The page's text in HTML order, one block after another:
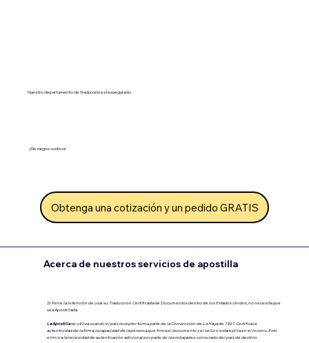
Acerca de nuestros servicios de apostilla
Si tiene la intención de usar su Traducción Certificada de Documentos dentro de los Estados Unidos, no necesita que
sea Apostillada.
La Apostillase utiliza cuando el país receptor forma parte de la Convención de La Haya de 1961. Certifica la
autenticidad de la firma, la capacidad de la persona que firma el documento y el sello o estampilla en el mismo. Esto
elimina la necesidad de autenticación adicional por parte de la embajada o consulado del país de destino.
Nuestro departamento de traducción está asegurado.
¡Sin cargos ocultos!
Obtenga una cotización y un pedido GRATIS